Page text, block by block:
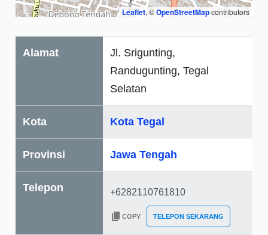
Leaflet, ©OpenStreetMapcontributors
Alamat
Jl. Srigunting,
Randugunting, Tegal
Selatan
Kota Kota Tegal
Provinsi Jawa Tengah
Telepon
COPY TELEPON SEKARANG